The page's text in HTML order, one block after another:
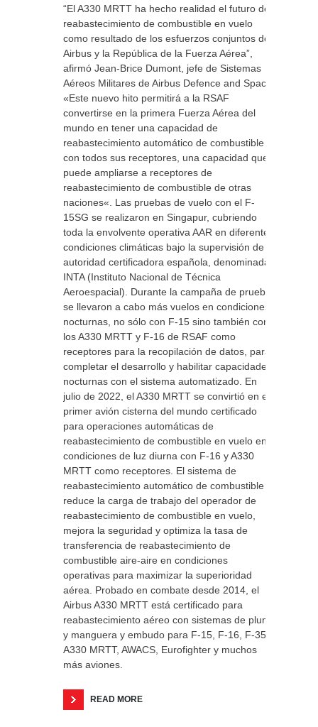
“El A330 MRTT ha hecho realidad el futuro del
reabastecimiento de combustible en vuelo
como resultado de los esfuerzos conjuntos de
Airbus y la República de la Fuerza Aérea”,
afirmó Jean-Brice Dumont, jefe de Sistemas
Aéreos Militares de Airbus Defence and Space.
«Este nuevo hito permitirá a la RSAF
convertirse en la primera Fuerza Aérea del
mundo en tener una capacidad de
reabastecimiento automático de combustible
con todos sus receptores, una capacidad que
puede ampliarse a receptores de
reabastecimiento de combustible de otras
naciones«. Las pruebas de vuelo con el F-
15SG se realizaron en Singapur, cubriendo
toda la envolvente operativa AAR en diferentes
condiciones climáticas bajo la supervisión de la
autoridad certificadora española, denominada
INTA (Instituto Nacional de Técnica
Aeroespacial). Durante la campaña de prueba,
se llevaron a cabo más vuelos en condiciones
nocturnas, no sólo con F-15 sino también con
los A330 MRTT y F-16 de RSAF como
receptores para la recopilación de datos, para
completar el desarrollo y habilitar capacidades
nocturnas con el sistema automatizado. En
julio de 2022, el A330 MRTT se convirtió en el
primer avión cisterna del mundo certificado
para operaciones automáticas de
reabastecimiento de combustible en vuelo en
condiciones de luz diurna con F-16 y A330
MRTT como receptores. El sistema de
reabastecimiento automático de combustible
reduce la carga de trabajo del operador de
reabastecimiento de combustible en vuelo,
mejora la seguridad y optimiza la tasa de
transferencia de reabastecimiento de
combustible aire-aire en condiciones
operativas para maximizar la superioridad
aérea. Probado en combate desde 2014, el
Airbus A330 MRTT está certificado para
reabastecimiento aéreo con sistemas de pluma
y manguera y embudo para F-15, F-16, F-35,
A330 MRTT, AWACS, Eurofighter y muchos
más aviones.
READ MORE